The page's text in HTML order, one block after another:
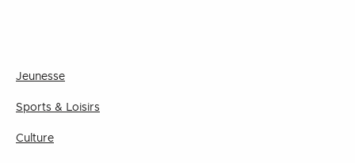
Jeunesse
Sports & Loisirs
Culture